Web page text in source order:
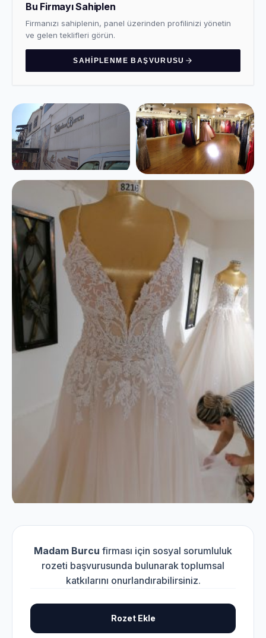
Madam Burcu firması için sosyal sorumluluk
rozeti başvurusunda bulunarak toplumsal
katkılarını onurlandırabilirsiniz.
Rozet Ekle
Bu Firmayı Sahiplen
Firmanızı sahiplenin, panel üzerinden profilinizi yönetin
ve gelen teklifleri görün.
SAHIPLENME BAŞVURUSU